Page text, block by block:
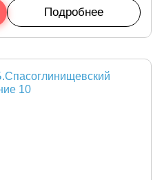
Подробнее